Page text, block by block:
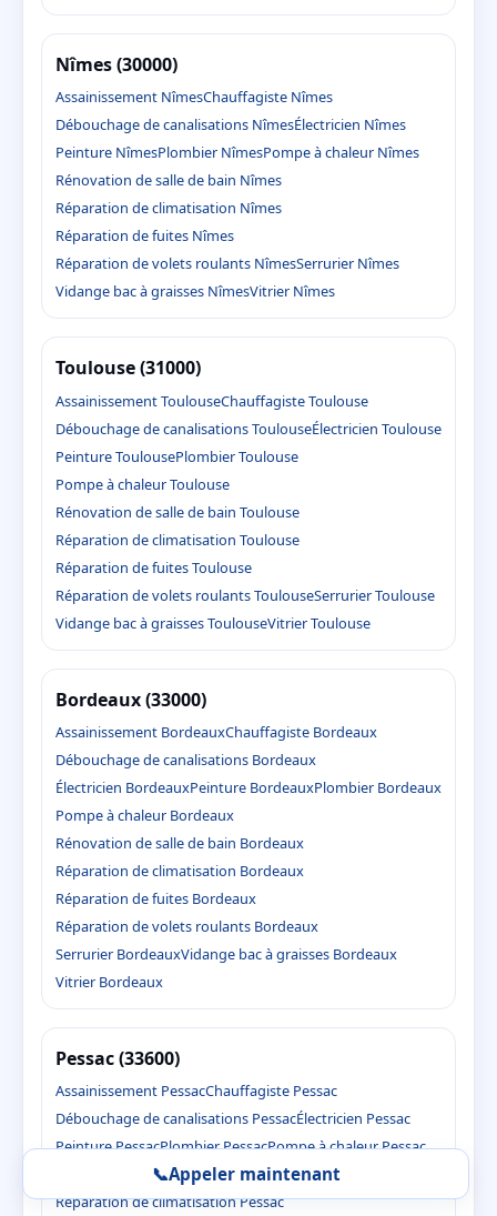
Nîmes (30000)
Assainissement NîmesChauffagiste Nîmes
Débouchage de canalisations NîmesÉlectricien Nîmes
Peinture NîmesPlombier NîmesPompe à chaleur Nîmes
Rénovation de salle de bain Nîmes
Réparation de climatisation Nîmes
Réparation de fuites Nîmes
Réparation de volets roulants NîmesSerrurier Nîmes
Vidange bac à graisses NîmesVitrier Nîmes
Toulouse (31000)
Assainissement ToulouseChauffagiste Toulouse
Débouchage de canalisations ToulouseÉlectricien Toulouse
Peinture ToulousePlombier Toulouse
Pompe à chaleur Toulouse
Rénovation de salle de bain Toulouse
Réparation de climatisation Toulouse
Réparation de fuites Toulouse
Réparation de volets roulants ToulouseSerrurier Toulouse
Vidange bac à graisses ToulouseVitrier Toulouse
Bordeaux (33000)
Assainissement BordeauxChauffagiste Bordeaux
Débouchage de canalisations Bordeaux
Électricien BordeauxPeinture BordeauxPlombier Bordeaux
Pompe à chaleur Bordeaux
Rénovation de salle de bain Bordeaux
Réparation de climatisation Bordeaux
Réparation de fuites Bordeaux
Réparation de volets roulants Bordeaux
Serrurier BordeauxVidange bac à graisses Bordeaux
Vitrier Bordeaux
Pessac (33600)
Assainissement PessacChauffagiste Pessac
Débouchage de canalisations PessacÉlectricien Pessac
Peinture PessacPlombier PessacPompe à chaleur Pessac
Rénovation de salle de bain Pessac
Réparation de climatisation Pessac
📞Appeler maintenant